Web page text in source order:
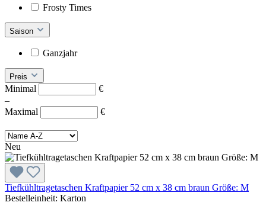
Frosty Times
Saison
Ganzjahr
Preis
Minimal
€
–
Maximal
€
Neu
Tiefkühltragetaschen Kraftpapier 52 cm x 38 cm braun Größe: M
Bestelleinheit: Karton